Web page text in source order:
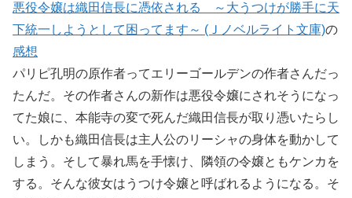
悪役令嬢は織田信長に憑依される ～大うつけが勝手に天
下統一しようとして困ってます～ (Ｊノベルライト文庫)の
感想
パリピ孔明の原作者ってエリーゴールデンの作者さんだっ
たんだ。その作者さんの新作は悪役令嬢にされそうになっ
てた娘に、本能寺の変で死んだ織田信長が取り憑いたらし
い。しかも織田信長は主人公のリーシャの身体を動かして
しまう。そして暴れ馬を手懐け、隣領の令嬢ともケンカを
する。そんな彼女はうつけ令嬢と呼ばれるようになる。そ